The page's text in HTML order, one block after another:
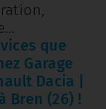
que
Garage
Dacia |
Bren (26) !